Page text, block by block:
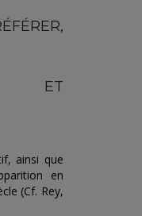
ET
ainsi que
en
(Cf. Rey,